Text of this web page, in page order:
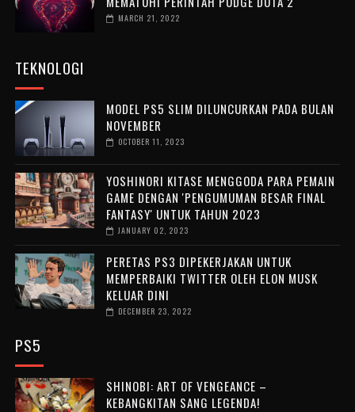
MARCH 21, 2022
TEKNOLOGI
MODEL PS5 SLIM DILUNCURKAN PADA BULAN
NOVEMBER
OCTOBER 11, 2023
YOSHINORI KITASE MENGGODA PARA PEMAIN
GAME DENGAN 'PENGUMUMAN BESAR FINAL
FANTASY' UNTUK TAHUN 2023
JANUARY 02, 2023
PERETAS PS3 DIPEKERJAKAN UNTUK
MEMPERBAIKI TWITTER OLEH ELON MUSK
KELUAR DINI
DECEMBER 23, 2022
PS5
SHINOBI: ART OF VENGEANCE –
KEBANGKITAN SANG LEGENDA!